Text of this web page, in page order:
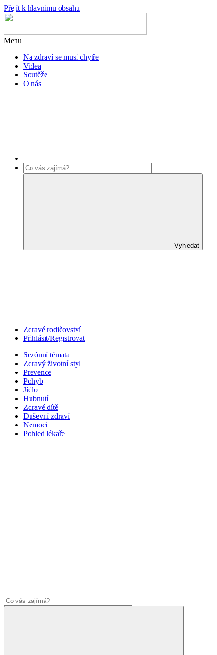
Přejít k hlavnímu obsahu
Menu
Na zdraví se musí chytře
Videa
Soutěže
O nás
Vyhledat
Zdravé rodičovství
Přihlásit/Registrovat
Sezónní témata
Zdravý životní styl
Prevence
Pohyb
Jídlo
Hubnutí
Zdravé dítě
Duševní zdraví
Nemoci
Pohled lékaře